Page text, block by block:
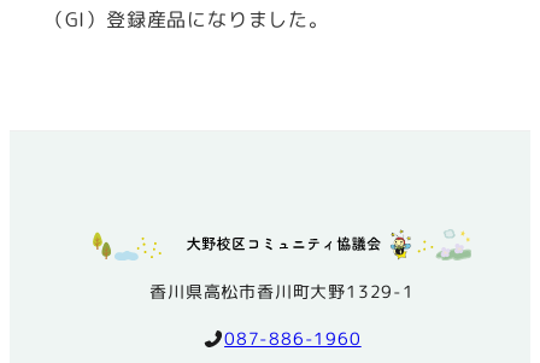
（GI）登録産品になりました。
香川県高松市香川町大野1329-1
087-886-1960